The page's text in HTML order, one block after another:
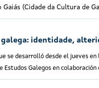
Gaiás (Cidade da Cultura de
identidade,
se desarrolló desde el jueves
Estudos Galegos en colaboración